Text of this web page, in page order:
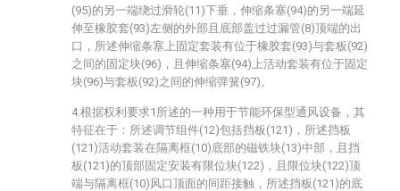
(95)的另一端绕过滑轮(11)下垂，伸缩条塞(94)的另一端延
伸至橡胶套(93)左侧的外部且底部盖过过漏管(8)顶端的出
口，所述伸缩条塞上固定套装有位于橡胶套(93)与套板(92)
之间的固定块(96)，且伸缩条塞(94)上活动套装有位于固定
块(96)与套板(92)之间的伸缩弹簧(97)。
4.根据权利要求1所述的一种用于节能环保型通风设备，其
特征在于：所述调节组件(12)包括挡板(121)，所述挡板
(121)活动套装在隔离框(10)底部的磁铁块(13)中部，且挡
板(121)的顶部固定安装有限位块(122)，且限位块(122)顶
端与隔离框(10)风口顶面的间距接触，所述挡板(121)的底